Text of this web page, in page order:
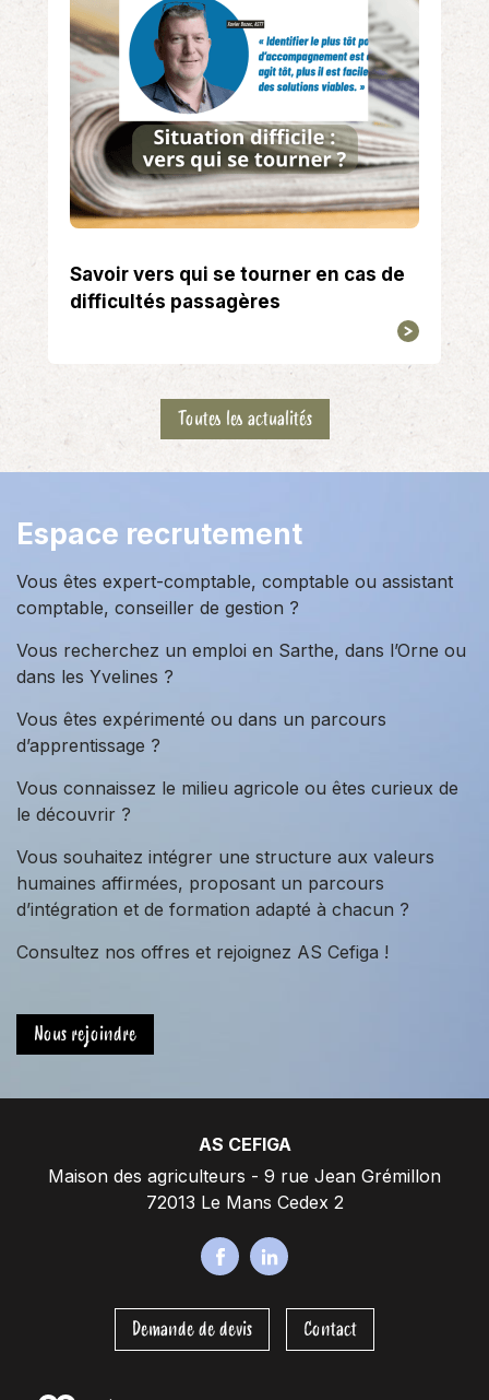
Savoir vers qui se tourner en cas de
difficultés passagères
Toutes les actualités
Espace recrutement
Vous êtes expert-comptable, comptable ou assistant
comptable, conseiller de gestion ?
Vous recherchez un emploi en Sarthe, dans l’Orne ou
dans les Yvelines ?
Vous êtes expérimenté ou dans un parcours
d’apprentissage ?
Vous connaissez le milieu agricole ou êtes curieux de
le découvrir ?
Vous souhaitez intégrer une structure aux valeurs
humaines affirmées, proposant un parcours
d’intégration et de formation adapté à chacun ?
Consultez nos offres et rejoignez AS Cefiga !
Nous rejoindre
AS CEFIGA
Maison des agriculteurs - 9 rue Jean Grémillon
72013 Le Mans Cedex 2
F
c
e
L
k
Demande de devis Contact